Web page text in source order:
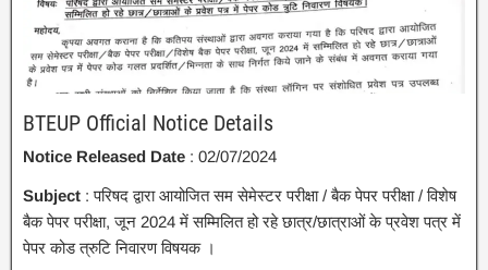
BTEUP Official Notice Details
Notice Released Date : 02/07/2024
Subject : परिषद द्वारा आयोजित सम सेमेस्टर परीक्षा / बैक पेपर परीक्षा / विशेष
बैक पेपर परीक्षा, जून 2024 में सम्मिलित हो रहे छात्र/छात्राओं के प्रवेश पत्र में
पेपर कोड त्रुटि निवारण विषयक ।